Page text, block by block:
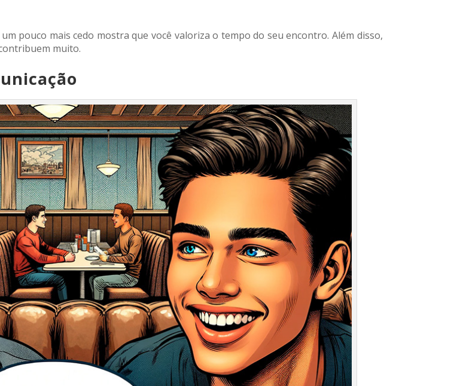
pouco mais cedo mostra que você valoriza o tempo do seu encontro. Além disso,
muito.